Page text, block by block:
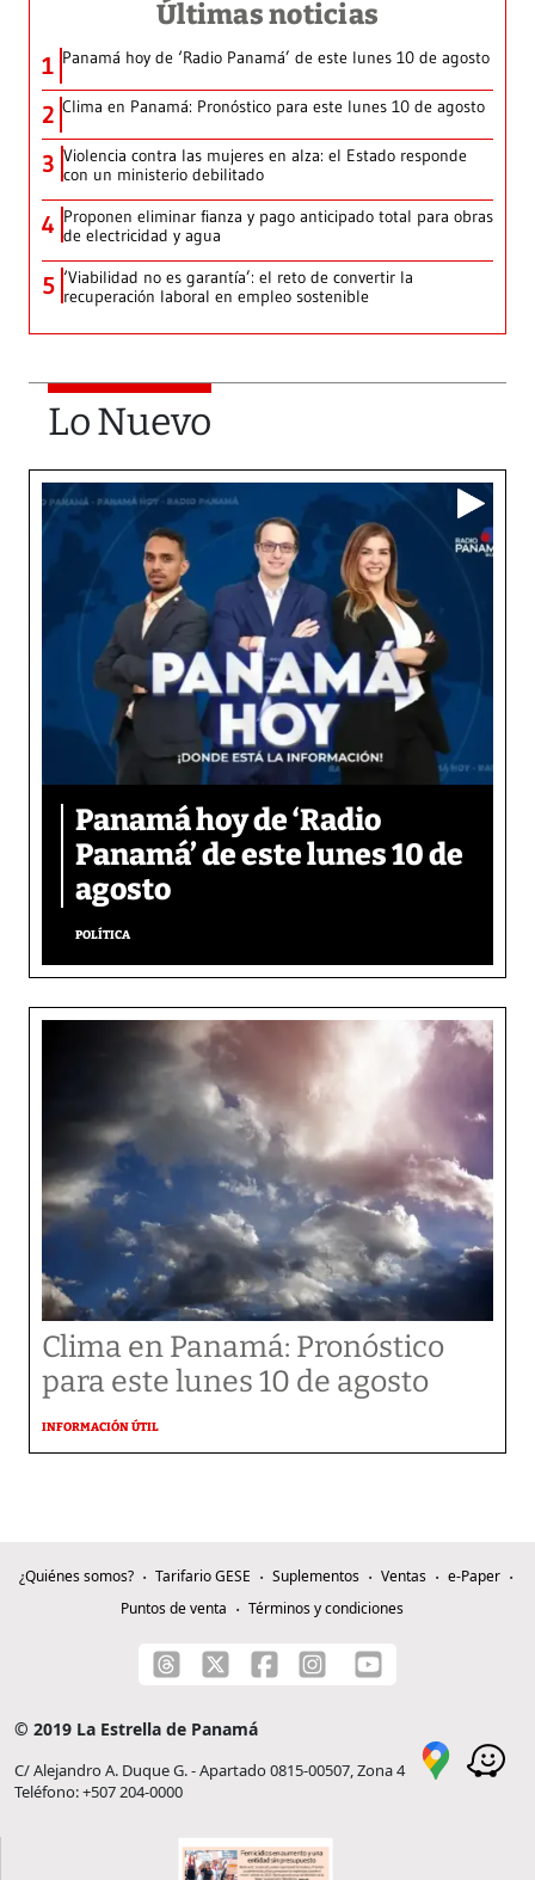
Últimas noticias
1 Panamá hoy de ‘Radio Panamá’ de este lunes 10 de agosto
2 Clima en Panamá: Pronóstico para este lunes 10 de agosto
3 Violencia contra las mujeres en alza: el Estado responde
con un ministerio debilitado
4 Proponen eliminar fianza y pago anticipado total para obras
de electricidad y agua
5 ‘Viabilidad no es garantía’: el reto de convertir la
recuperación laboral en empleo sostenible
Lo Nuevo
Panamá hoy de ‘Radio
Panamá’ de este lunes 10 de
agosto
POLÍTICA
Clima en Panamá: Pronóstico
para este lunes 10 de agosto
INFORMACIÓN ÚTIL
¿Quiénes somos? Tarifario GESE Suplementos Ventas
e-Paper
Puntos de venta
Términos y condiciones
© 2019 La Estrella de Panamá
C/ Alejandro A. Duque G. - Apartado 0815-00507, Zona 4
Teléfono: +507 204-0000